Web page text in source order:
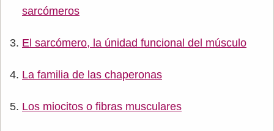
sarcómeros
El sarcómero, la únidad funcional del músculo
La familia de las chaperonas
Los miocitos o fibras musculares